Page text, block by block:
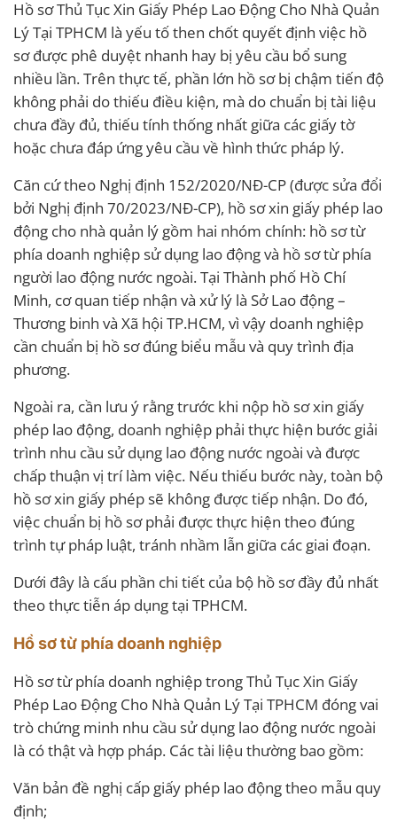
Hồ sơ Thủ Tục Xin Giấy Phép Lao Động Cho Nhà Quản
Lý Tại TPHCM là yếu tố then chốt quyết định việc hồ
sơ được phê duyệt nhanh hay bị yêu cầu bổ sung
nhiều lần. Trên thực tế, phần lớn hồ sơ bị chậm tiến độ
không phải do thiếu điều kiện, mà do chuẩn bị tài liệu
chưa đầy đủ, thiếu tính thống nhất giữa các giấy tờ
hoặc chưa đáp ứng yêu cầu về hình thức pháp lý.
Căn cứ theo Nghị định 152/2020/NĐ-CP (được sửa đổi
bởi Nghị định 70/2023/NĐ-CP), hồ sơ xin giấy phép lao
động cho nhà quản lý gồm hai nhóm chính: hồ sơ từ
phía doanh nghiệp sử dụng lao động và hồ sơ từ phía
người lao động nước ngoài. Tại Thành phố Hồ Chí
Minh, cơ quan tiếp nhận và xử lý là Sở Lao động –
Thương binh và Xã hội TP.HCM, vì vậy doanh nghiệp
cần chuẩn bị hồ sơ đúng biểu mẫu và quy trình địa
phương.
Ngoài ra, cần lưu ý rằng trước khi nộp hồ sơ xin giấy
phép lao động, doanh nghiệp phải thực hiện bước giải
trình nhu cầu sử dụng lao động nước ngoài và được
chấp thuận vị trí làm việc. Nếu thiếu bước này, toàn bộ
hồ sơ xin giấy phép sẽ không được tiếp nhận. Do đó,
việc chuẩn bị hồ sơ phải được thực hiện theo đúng
trình tự pháp luật, tránh nhầm lẫn giữa các giai đoạn.
Dưới đây là cấu phần chi tiết của bộ hồ sơ đầy đủ nhất
theo thực tiễn áp dụng tại TPHCM.
Hồ sơ từ phía doanh nghiệp
Hồ sơ từ phía doanh nghiệp trong Thủ Tục Xin Giấy
Phép Lao Động Cho Nhà Quản Lý Tại TPHCM đóng vai
trò chứng minh nhu cầu sử dụng lao động nước ngoài
là có thật và hợp pháp. Các tài liệu thường bao gồm:
Văn bản đề nghị cấp giấy phép lao động theo mẫu quy
định;